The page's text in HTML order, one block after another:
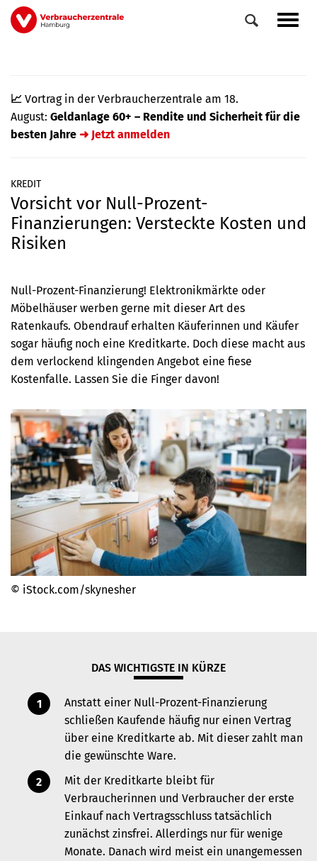
Direkt
zum
📈 Vortrag in der Verbraucherzentrale am 18.
August: Geldanlage 60+ – Rendite und Sicherheit für die
besten Jahre ➜ Jetzt anmelden
Veranstaltungen
0
Elemente
KREDIT
Vorsicht vor Null-Prozent-
Finanzierungen: Versteckte Kosten und
Risiken
Null-Prozent-Finanzierung! Elektronikmärkte oder
Möbelhäuser werben gerne mit dieser Art des
Ratenkaufs. Obendrauf erhalten Käuferinnen und Käufer
sogar häufig noch eine Kreditkarte. Doch diese macht aus
dem verlockend klingenden Angebot eine fiese
Kostenfalle. Lassen Sie die Finger davon!
© iStock.com/skynesher
DAS WICHTIGSTE IN KÜRZE
Anstatt einer Null-Prozent-Finanzierung
schließen Kaufende häufig nur einen Vertrag
über eine Kreditkarte ab. Mit dieser zahlt man
die gewünschte Ware.
Mit der Kreditkarte bleibt für
Verbraucherinnen und Verbraucher der erste
Einkauf nach Vertragsschluss tatsächlich
zunächst zinsfrei. Allerdings nur für wenige
Monate. Danach wird meist ein unangemessen